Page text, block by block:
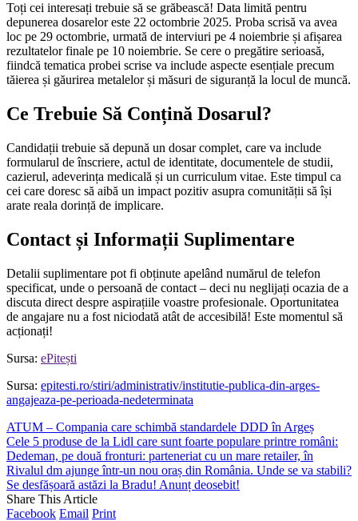
Toți cei interesați trebuie să se grăbească! Data limită pentru
depunerea dosarelor este 22 octombrie 2025. Proba scrisă va avea
loc pe 29 octombrie, urmată de interviuri pe 4 noiembrie și afișarea
rezultatelor finale pe 10 noiembrie. Se cere o pregătire serioasă,
fiindcă tematica probei scrise va include aspecte esențiale precum
tăierea și găurirea metalelor și măsuri de siguranță la locul de muncă.
Ce Trebuie Să Conțină Dosarul?
Candidații trebuie să depună un dosar complet, care va include
formularul de înscriere, actul de identitate, documentele de studii,
cazierul, adeverința medicală și un curriculum vitae. Este timpul ca
cei care doresc să aibă un impact pozitiv asupra comunității să își
arate reala dorință de implicare.
Contact și Informații Suplimentare
Detalii suplimentare pot fi obținute apelând numărul de telefon
specificat, unde o persoană de contact – deci nu neglijați ocazia de a
discuta direct despre aspirațiile voastre profesionale. Oportunitatea
de angajare nu a fost niciodată atât de accesibilă! Este momentul să
acționați!
Sursa: ePitești
Sursa: epitesti.ro/stiri/administrativ/institutie-publica-din-arges-
angajeaza-pe-perioada-nedeterminata
ATUM – Compania care schimbă standardele DDD în Argeș
Cele 5 produse de la Lidl care sunt foarte populare printre români:
Dedeman, pe două fronturi: parteneriat cu un mare retailer, în
Rivalul dm ajunge într-un nou oraș din România. Unde se va stabili?
Se desfășoară astăzi la Bradu! Anunț deosebit!
Share This Article
Facebook Email Print